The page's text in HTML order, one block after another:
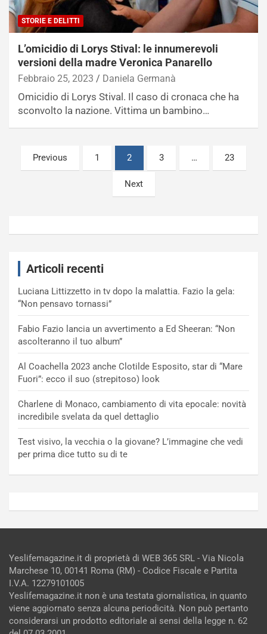
STORIE E DELITTI
L’omicidio di Lorys Stival: le innumerevoli
versioni della madre Veronica Panarello
Febbraio 25, 2023 Daniela Germanà
Omicidio di Lorys Stival. Il caso di cronaca che ha
sconvolto la nazione. Vittima un bambino…
Paginazione
degli
Previous 1 2 3 … 23
Next
Articoli recenti
Luciana Littizzetto in tv dopo la malattia. Fazio la gela:
“Non pensavo tornassi”
Fabio Fazio lancia un avvertimento a Ed Sheeran: “Non
ascolteranno il tuo album”
Al Coachella 2023 anche Clotilde Esposito, star di “Mare
Fuori”: ecco il suo (strepitoso) look
Charlene di Monaco, cambiamento di vita epocale: novità
incredibile svelata da quel dettaglio
Test visivo, la vecchia o la giovane? L’immagine che vedi
per prima dice tutto su di te
Yeslifemagazine.it di proprietà di WEB 365 SRL - Via Nicola
Marchese 10, 00141 Roma (RM) - Codice Fiscale e Partita
I.V.A. 12279101005
Yeslifemagazine.it non è una testata giornalistica, in quanto
viene aggiornato senza alcuna periodicità. Non può pertanto
considerarsi un prodotto editoriale ai sensi della legge n. 62